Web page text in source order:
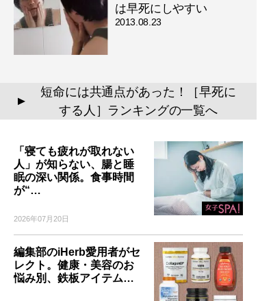
は早死にしやすい
2013.08.23
▲
短命には共通点があった！［早死に
する人］ランキングの一覧へ
「寝ても疲れが取れない
人」が知らない、腸と睡
眠の深い関係。食事時間
が“…
2026年07月20日
編集部のiHerb愛用者がセ
レクト。健康・美容のお
悩み別、鉄板アイテム…